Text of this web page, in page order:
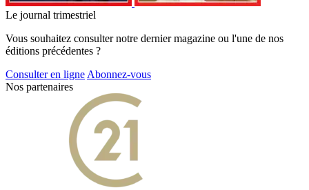
Le journal trimestriel
Vous souhaitez consulter notre dernier magazine ou l'une de nos
éditions précédentes ?
Consulter en ligne Abonnez-vous
Nos partenaires